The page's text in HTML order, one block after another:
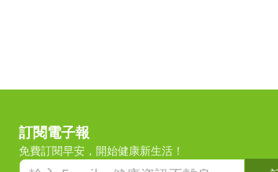
訂閱電子報
免費訂閱早安，開始健康新生活！